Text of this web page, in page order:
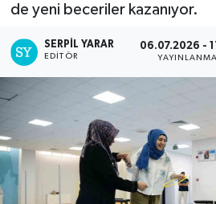
de yeni beceriler kazanıyor.
SERPİL YARAR
EDITÖR
06.07.2026 -
YAYINLANMA